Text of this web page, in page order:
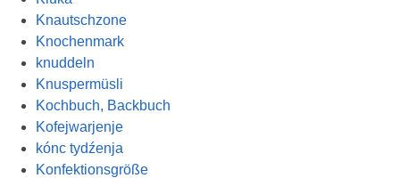
Knautschzone
Knochenmark
knuddeln
Knuspermüsli
Kochbuch, Backbuch
Kofejwarjenje
kónc tydźenja
Konfektionsgröße